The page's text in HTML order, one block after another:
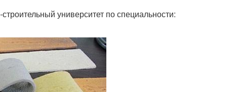
университет по специальности: